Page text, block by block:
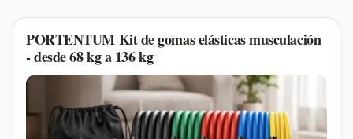
PORTENTUM Kit de gomas elásticas musculación
- desde 68 kg a 136 kg